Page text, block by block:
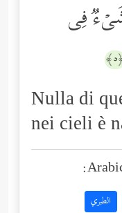
فِی
Nulla di
nei cieli è
الطبري